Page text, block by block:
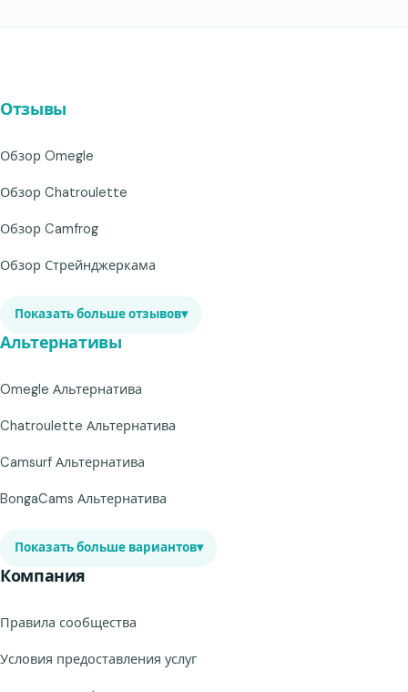
Отзывы
Обзор Omegle
Обзор Chatroulette
Обзор Camfrog
Обзор Стрейнджеркама
Показать больше отзывов▾
Альтернативы
Omegle Альтернатива
Chatroulette Альтернатива
Camsurf Альтернатива
BongaCams Альтернатива
Показать больше вариантов▾
Компания
Правила сообщества
Условия предоставления услуг